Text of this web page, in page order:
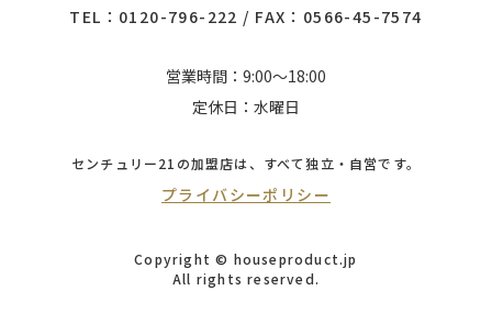
TEL： 0120-796-222 / FAX：0566-45-7574
営業時間：9:00～18:00
定休日：水曜日
センチュリー21の加盟店は、 すべて独立・自営です。
プライバシーポリシー
Copyright © houseproduct.jp
All rights reserved.